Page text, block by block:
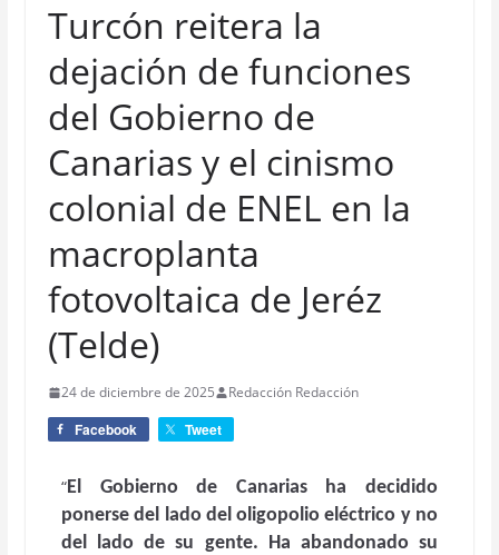
Turcón reitera la
dejación de funciones
del Gobierno de
Canarias y el cinismo
colonial de ENEL en la
macroplanta
fotovoltaica de Jeréz
(Telde)
24 de diciembre de 2025 Redacción Redacción
Facebook Tweet
“El Gobierno de Canarias ha decidido
ponerse del lado del oligopolio eléctrico y no
del lado de su gente. Ha abandonado su